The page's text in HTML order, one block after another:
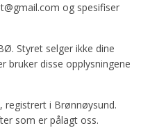
og spesifiser
Styret selger ikke dine
bruker disse opplysningene
registrert i Brønnøysund.
som er pålagt oss.